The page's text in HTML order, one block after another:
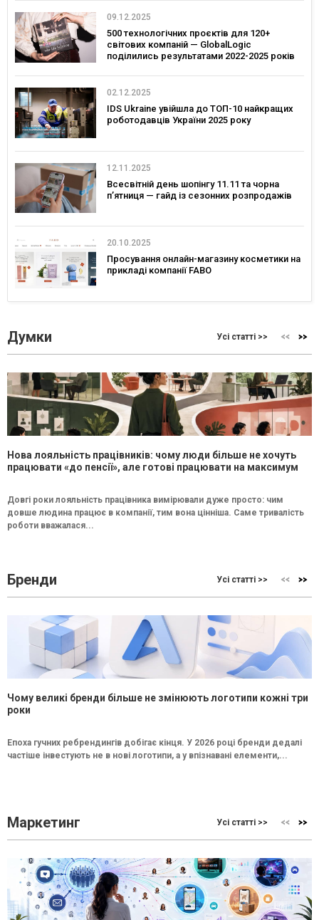
09.12.2025
500 технологічних проєктів для 120+
світових компаній — GlobalLogic
поділились результатами 2022-2025 років
02.12.2025
IDS Ukraine увійшла до ТОП-10 найкращих
роботодавців України 2025 року
12.11.2025
Всесвітній день шопінгу 11.11 та чорна
п’ятниця — гайд із сезонних розпродажів
20.10.2025
Просування онлайн-магазину косметики на
прикладі компанії FABO
Думки Усі статті >>
Нова лояльність працівників: чому люди більше не хочуть
працювати «до пенсії», але готові працювати на максимум
Довгі роки лояльність працівника вимірювали дуже просто: чим
довше людина працює в компанії, тим вона цінніша. Саме тривалість
роботи вважалася...
Бренди Усі статті >>
Чому великі бренди більше не змінюють логотипи кожні три
роки
Епоха гучних ребрендингів добігає кінця. У 2026 році бренди дедалі
частіше інвестують не в нові логотипи, а у впізнавані елементи,...
Маркетинг Усі статті >>